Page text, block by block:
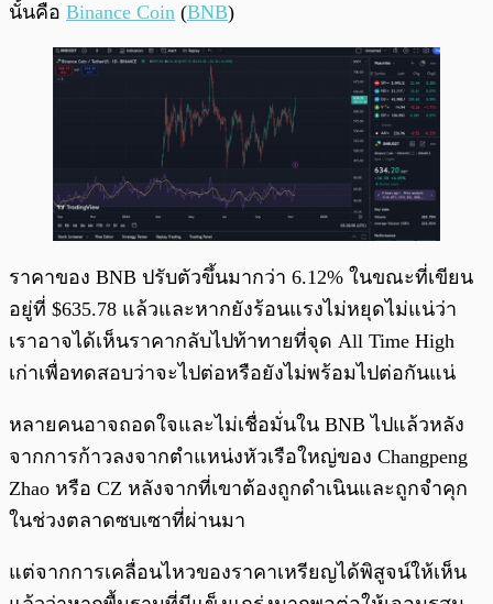
นั้นคือ Binance Coin (BNB)
ราคาของ BNB ปรับตัวขึ้นมากว่า 6.12% ในขณะที่เขียน
อยู่ที่ $635.78 แล้วและหากยังร้อนแรงไม่หยุดไม่แน่ว่า
เราอาจได้เห็นราคากลับไปท้าทายที่จุด All Time High
เก่าเพื่อทดสอบว่าจะไปต่อหรือยังไม่พร้อมไปต่อกันแน่
หลายคนอาจถอดใจและไม่เชื่อมั่นใน BNB ไปแล้วหลัง
จากการก้าวลงจากตำแหน่งหัวเรือใหญ่ของ Changpeng
Zhao หรือ CZ หลังจากที่เขาต้องถูกดำเนินและถูกจำคุก
ในช่วงตลาดซบเซาที่ผ่านมา
แต่จากการเคลื่อนไหวของราคาเหรียญได้พิสูจน์ให้เห็น